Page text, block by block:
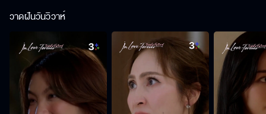
วาดฝันวันวิวาห์